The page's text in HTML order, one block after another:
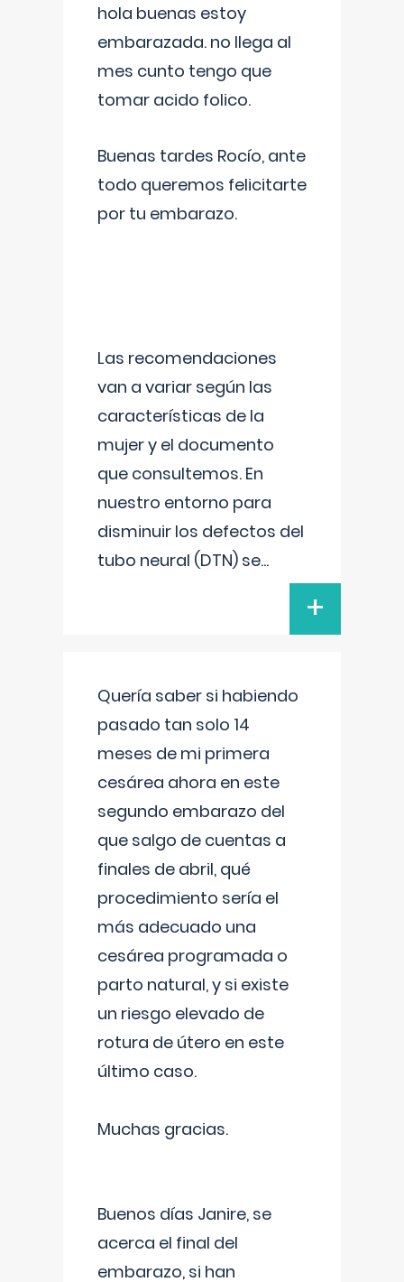
hola buenas estoy
embarazada. no llega al
mes cunto tengo que
tomar acido folico.
Buenas tardes Rocío, ante
todo queremos felicitarte
por tu embarazo.
Las recomendaciones
van a variar según las
características de la
mujer y el documento
que consultemos. En
nuestro entorno para
disminuir los defectos del
tubo neural (DTN) se...
+
Quería saber si habiendo
pasado tan solo 14
meses de mi primera
cesárea ahora en este
segundo embarazo del
que salgo de cuentas a
finales de abril, qué
procedimiento sería el
más adecuado una
cesárea programada o
parto natural, y si existe
un riesgo elevado de
rotura de útero en este
último caso.
Muchas gracias.
Buenos días Janire, se
acerca el final del
embarazo, si han